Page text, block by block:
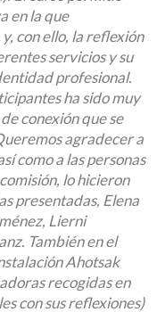
en la que
con ello, la reflexión
servicios y su
profesional.
ha sido muy
conexión que se
agradecer a
como a las personas
lo hicieron
presentadas, Elena
Lierni
También en el
Ahotsak
recogidas en
con sus reflexiones)